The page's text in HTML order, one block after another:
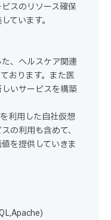
スのリソース確保
ています。
、ヘルスケア関連
おります。また医
いサービスを構築
利用した自社仮想
の利用も含めて、
を提供していきま